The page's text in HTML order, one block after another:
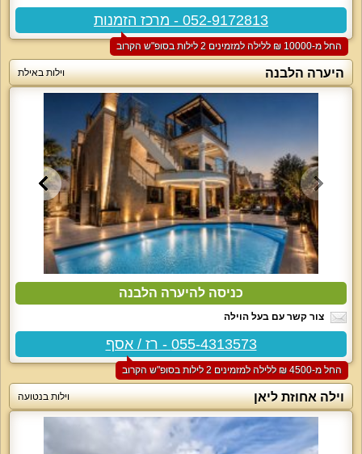
052-9172813 - מרכז הזמנות
החל מ-‏10000 ₪ ללילה למזמינים 2 לילות בסופ"ש הקרוב
היערה הלבנה וילות באילת
כניסה להיערה הלבנה
צור קשר עם בעל הוילה
055-4313573 - רז / אסף
החל מ-‏4500 ₪ ללילה למזמינים 2 לילות בסופ"ש הקרוב
וילה אחוזת ליאן וילות בנטועה